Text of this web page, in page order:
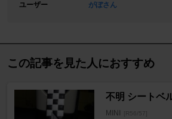
ユーザー
がぼさん
この記事を見た人におすすめ
不明 シートベ
MINI [R56/57]